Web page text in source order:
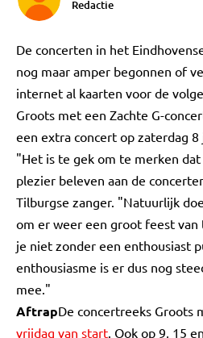
Redactie
De concerten in het
nog maar amper begonnen of
internet al kaarten voor de
Groots met een Zachte G-
een extra concert op zaterdag 8
"Het is te gek om te merken
plezier beleven aan de
Tilburgse zanger. "Natuurlijk
om er weer een groot feest
je niet zonder een enthousiast
enthousiasme is er dus nog
mee."
AftrapDe concertreeks Groots
vrijdag van start. Ook op 9, 15